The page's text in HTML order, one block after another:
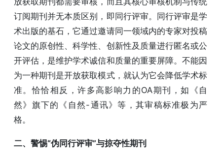
订阅期刊并无本质区别，即同行评审。同行评审是学
术出版的基石，它通过邀请同一领域内的专家对投稿
论文的原创性、科学性、创新性及质量进行匿名或公
开评估，是维护学术诚信和质量的重要屏障。不能因
为一种期刊是开放获取模式，就认为它会降低学术标
准。恰恰相反，许多高影响力的OA期刊，如《自
然》旗下的《自然-通讯》等，其审稿标准极为严
格。
二、警惕“伪同行评审”与掠夺性期刊